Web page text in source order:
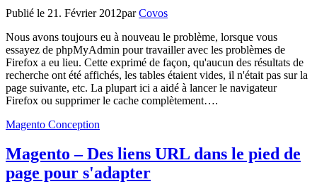
Publié le 21. Février 2012parCovos
Nous avons toujours eu à nouveau le problème, lorsque vous
essayez de phpMyAdmin pour travailler avec les problèmes de
Firefox a eu lieu. Cette exprimé de façon, qu'aucun des résultats de
recherche ont été affichés, les tables étaient vides, il n'était pas sur la
page suivante, etc. La plupart ici a aidé à lancer le navigateur
Firefox ou supprimer le cache complètement….
Magento Conception
Magento – Des liens URL dans le pied de
page pour s'adapter